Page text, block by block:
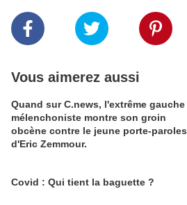
Vous aimerez aussi
Quand sur C.news, l'extrême gauche
mélenchoniste montre son groin
obcène contre le jeune porte-paroles
d'Eric Zemmour.
Covid : Qui tient la baguette ?